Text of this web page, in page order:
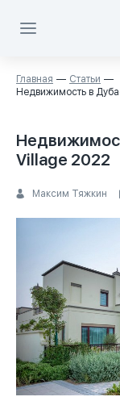
Главная
Статьи
Недвижимость в
Village 2022
Максим Тяжкин